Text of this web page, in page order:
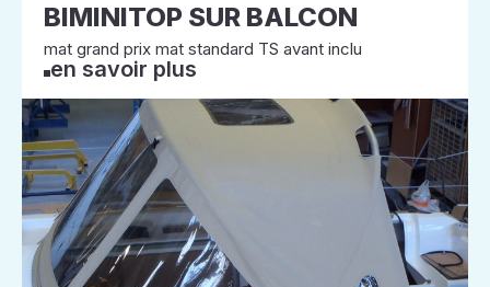
BIMINITOP SUR BALCON
mat grand prix mat standard TS avant inclu
en savoir plus